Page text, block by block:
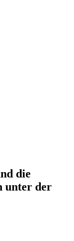
die
unter der